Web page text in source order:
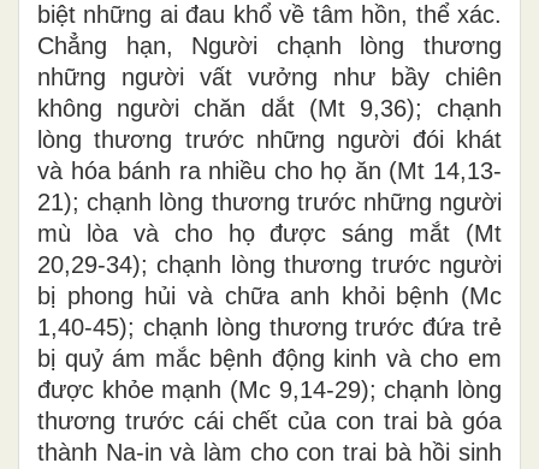
biệt những ai đau khổ về tâm hồn, thể xác.
Chẳng hạn, Người chạnh lòng thương
những người vất vưởng như bầy chiên
không người chăn dắt (Mt 9,36); chạnh
lòng thương trước những người đói khát
và hóa bánh ra nhiều cho họ ăn (Mt 14,13-
21); chạnh lòng thương trước những người
mù lòa và cho họ được sáng mắt (Mt
20,29-34); chạnh lòng thương trước người
bị phong hủi và chữa anh khỏi bệnh (Mc
1,40-45); chạnh lòng thương trước đứa trẻ
bị quỷ ám mắc bệnh động kinh và cho em
được khỏe mạnh (Mc 9,14-29); chạnh lòng
thương trước cái chết của con trai bà góa
thành Na-in và làm cho con trai bà hồi sinh